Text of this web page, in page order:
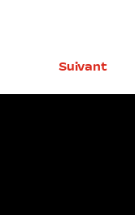
Suivant